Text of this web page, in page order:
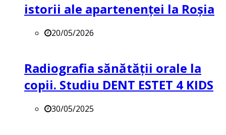
istorii ale apartenenței la Roșia
20/05/2026
Radiografia sănătății orale la
copii. Studiu DENT ESTET 4 KIDS
30/05/2025